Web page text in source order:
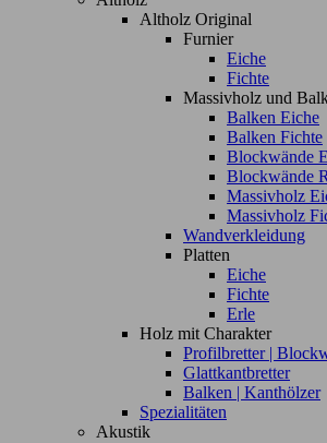
Altholz Original
Furnier
Eiche
Fichte
Massivholz und
Balken Eiche
Balken Fichte
Blockwände
Blockwände
Massivholz
Massivholz
Wandverkleidung
Platten
Eiche
Fichte
Erle
Holz mit Charakter
Profilbretter |
Glattkantbretter
Balken | Kanthölzer
Spezialitäten
Akustik